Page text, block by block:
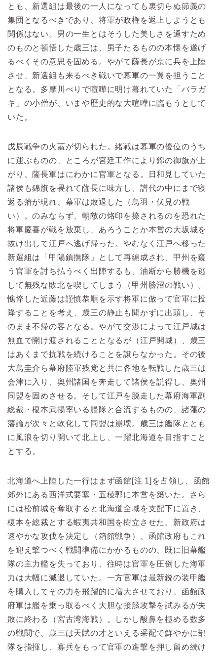
とも、新選組は最後の一人になっても裏切らぬ節義の
集団となるべきであり、将軍が政権を返上しようとも
関係はない。男の一生とはそうした美しさを通すため
のものと頓悟した歳三は、男子たるものの本懐を遂げ
るべくその意思を固める。やがて薩長が京に兵を上陸
させ、新選組も来るべき戦いで幕軍の一翼を担うこと
となる。多摩川べりで喧嘩に明け暮れていた「バラガ
キ」の小僧が、いまや歴史的な大喧嘩に臨もうとして
いた。
戊辰戦争の火蓋が切られた。緒戦は幕軍の優位のうち
に運ぶものの、ところが宮廷工作により錦の御旗が上
がり、薩長軍はにわかに官軍となる。日和見していた
諸侯も錦旗を畏れて薩長に味方し、譜代の中にまで寝
返る藩が現れ、幕軍は敗退した（鳥羽・伏見の戦
い）。のみならず、朝敵の烙印を捺されるのを恐れた
将軍慶喜が戦を放棄し、あろうことか本営の大坂城を
抜け出して江戸へ逃げ帰った。やむなく江戸へ移った
新選組は「甲陽鎮撫隊」として再編成され、甲州を窺
う官軍を討ち払うべく出陣するも、油断から勝機を逃
して無残な敗北を喫してしまう（甲州勝沼の戦い）。
憔悴した近藤は謹慎恭順を示す将軍に倣って官軍に投
降することを考え、歳三の静止も聞かずに出頭し、そ
のまま不帰の客となる。やがて交渉によって江戸城は
無血で開け渡されることとなるが（江戸開城）、歳三
はあくまで抗戦を続けることを譲らなかった。その後
大鳥圭介ら幕府陸軍残党と共に各地を転戦した歳三は
会津に入り、奥州諸国を奔走して諸侯を説得し、奥州
同盟を固めさせる。そして江戸を脱走した幕府海軍副
総裁・榎本武揚率いる艦隊と合流するものの、諸藩の
藩論が次々と軟化して同盟は崩壊。歳三は艦隊ととも
に風浪を切り開いて北上し、一躍北海道を目指すこと
とする。
北海道へ上陸した一行はまず函館[注 1]を占領し、函館
郊外にある西洋式要塞・五稜郭に本営を築いた。さら
には松前城を奪取すると北海道全域を支配下に置き、
榎本を総裁とする蝦夷共和国を樹立させた。新政府は
速やかな攻伐を決定し（箱館戦争）、函館政府もこれ
を迎え撃つべく戦闘準備にかかるものの、既に旧幕艦
隊の主力艦を失っており、往時は官軍を圧倒した海軍
力は大幅に減退していた。一方官軍は最新鋭の装甲艦
を購入してその力を飛躍的に増大させており、函館政
府軍は艦を乗っ取るべく大胆な接舷攻撃を試みるが失
敗に終わる（宮古湾海戦）。しかし酸鼻を極める数多
の戦闘で、歳三は天賦の才といえる采配で鮮やかに部
隊を指揮し、寡兵をもって官軍の進撃を押し留め続け